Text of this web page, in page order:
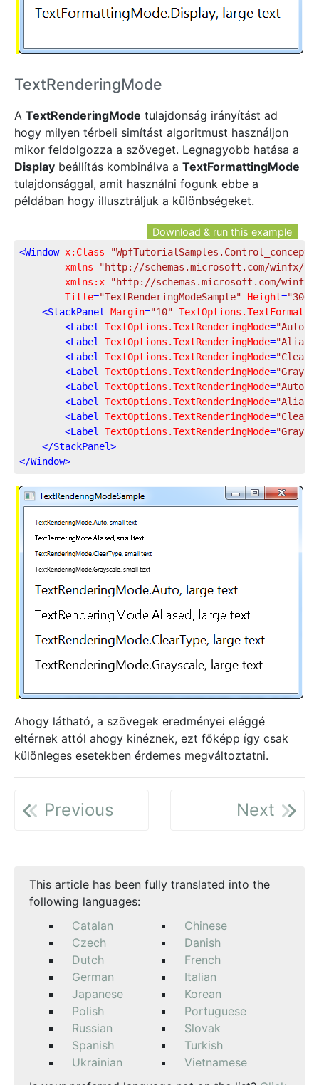
TextRenderingMode
A TextRenderingMode tulajdonság irányítást ad
hogy milyen térbeli simítást algoritmust használjon
mikor feldolgozza a szöveget. Legnagyobb hatása a
Display beállítás kombinálva a TextFormattingMode
tulajdonsággal, amit használni fogunk ebbe a
példában hogy illusztráljuk a különbségeket.
Download & run this example
<Window x:Class=
xmlns="http://schemas.microsoft.com/winfx/
xmlns:x="http://schemas.microsoft.com/winfx/
Title="TextRenderingModeSample" Height="300"
<StackPanel Margin="10"
<Label TextOptions.TextRenderingMode="Auto"
<Label TextOptions.TextRenderingMode=
<Label TextOptions.TextRenderingMode=
<Label TextOptions.TextRenderingMode=
<Label TextOptions.TextRenderingMode="Auto"
<Label TextOptions.TextRenderingMode=
<Label TextOptions.TextRenderingMode=
<Label TextOptions.TextRenderingMode=
</StackPanel>
</Window>
Ahogy látható, a szövegek eredményei eléggé
eltérnek attól ahogy kinéznek, ezt főképp így csak
különleges esetekben érdemes megváltoztatni.
Previous Next
This article has been fully translated into the
following languages:
Catalan
Chinese
Czech
Danish
Dutch
French
German
Italian
Japanese
Korean
Polish
Portuguese
Russian
Slovak
Spanish
Turkish
Ukrainian
Vietnamese